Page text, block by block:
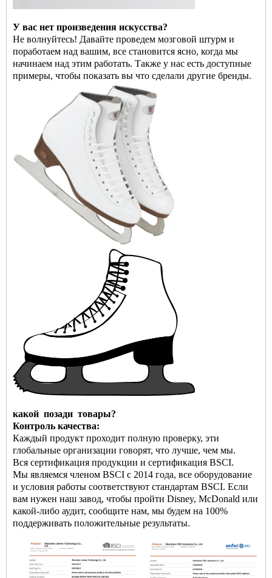
У вас нет произведения искусства?
Не волнуйтесь! Давайте проведем мозговой штурм и
поработаем над вашим, все становится ясно, когда мы
начинаем над этим работать. Также у нас есть доступные
примеры, чтобы показать вы что сделали другие бренды.
какой позади товары?
Контроль качества:
Каждый продукт проходит полную проверку, эти
глобальные организации говорят, что лучше, чем мы.
Вся сертификация продукции и сертификация BSCI.
Мы являемся членом BSCI с 2014 года, все оборудование
и условия работы соответствуют стандартам BSCI. Если
вам нужен наш завод, чтобы пройти Disney, McDonald или
какой-либо аудит, сообщите нам, мы будем на 100%
поддерживать положительные результаты.